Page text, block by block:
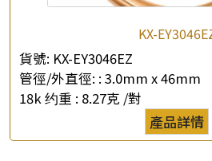
KX-
貨號: KX-EY3046EZ
管徑/外直徑: : 3.0mm x 46mm
18k 约重 : 8.27克 /對
產品詳情